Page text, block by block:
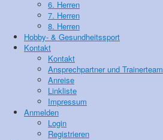
6. Herren
7. Herren
8. Herren
Hobby- & Gesundheitssport
Kontakt
Kontakt
Ansprechpartner und Trainerteam
Anreise
Linkliste
Impressum
Anmelden
Login
Registrieren